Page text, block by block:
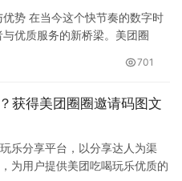
势 在当今这个快节奏的数字时
优质服务的新桥梁。美团圈
701
获得美团圈圈邀请码图文
乐分享平台，以分享达人为渠
为用户提供美团吃喝玩乐优质的